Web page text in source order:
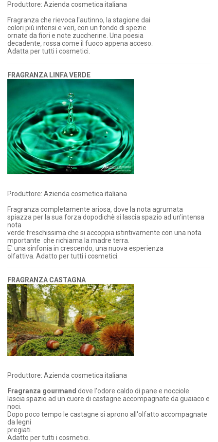
Produttore: Azienda cosmetica italiana
Fragranza che rievoca l'autinno, la stagione dai
colori più intensi e veri, con un fondo di spezie
ornate da fiori e note zuccherine. Una poesia
decadente, rossa come il fuoco appena acceso.
Adatta per tutti i cosmetici.
FRAGRANZA LINFA VERDE
Produttore: Azienda cosmetica italiana
Fragranza completamente ariosa, dove la nota agrumata
spiazza per la sua forza dopodichè si lascia spazio ad un'intensa
nota
verde freschissima che si accoppia istintivamente con una nota
mportante che richiama la madre terra.
E' una sinfonia in crescendo, una nuova esperienza
olfattiva. Adatto per tutti i cosmetici.
FRAGRANZA CASTAGNA
Produttore: Azienda cosmetica italiana
Fragranza gourmand dove l'odore caldo di pane e nocciole
lascia spazio ad un cuore di castagne accompagnate da guaiaco e
noci.
Dopo poco tempo le castagne si aprono all'olfatto accompagnate
da legni
pregiati.
Adatto per tutti i cosmetici.